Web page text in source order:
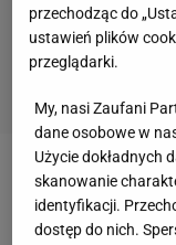
Zobacz wideo
Polscy kibice
przechodząc do
ustawień plików
przeglądarki.
My, nasi Zaufani
dane osobowe w
Użycie dokładnych
skanowanie
identyfikacji.
dostęp do nich.